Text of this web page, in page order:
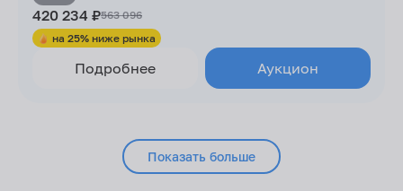
420 234 ₽563 096
на 25% ниже рынка
Подробнее Аукцион
Показать больше